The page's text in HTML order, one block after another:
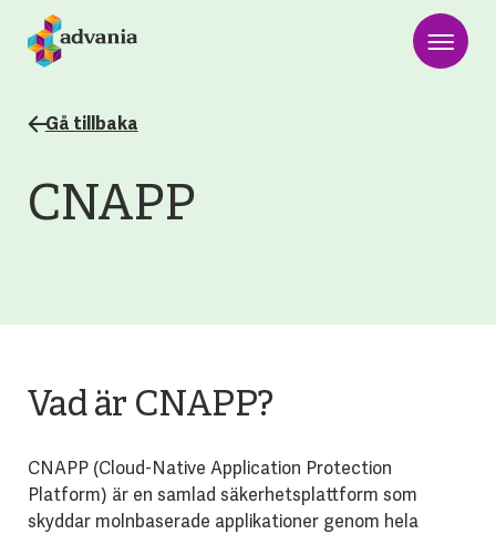
Gå tillbaka
CNAPP
Vad är CNAPP?
CNAPP (Cloud-Native Application Protection
Platform) är en samlad säkerhetsplattform som
skyddar molnbaserade applikationer genom hela